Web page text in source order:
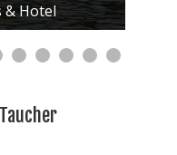
& Hotel